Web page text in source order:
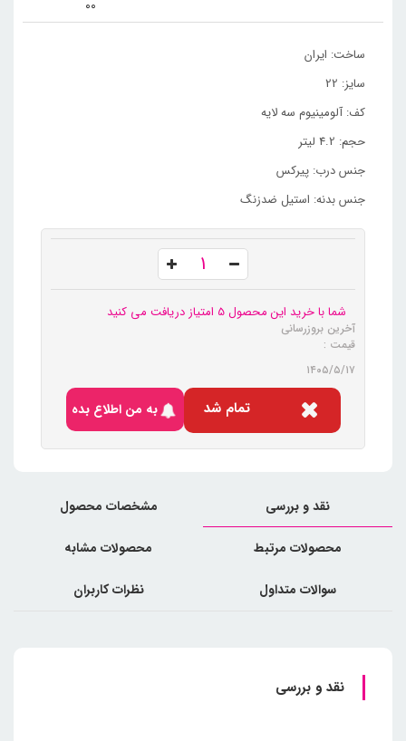
00
ساخت: ایران
سایز: 22
کف: آلومینیوم سه لایه
حجم: 4.2 لیتر
جنس درب: پیرکس
جنس بدنه: استیل ضدزنگ
شما با خرید این محصول 5 امتیاز دریافت می کنید
آخرین بروزرسانی
قیمت :
۱۴۰۵/۵/۱۷
تمام شد به من اطلاع بده
نقد و بررسی مشخصات محصول
محصولات مرتبط محصولات مشابه
سوالات متداول نظرات کاربران
نقد و بررسی